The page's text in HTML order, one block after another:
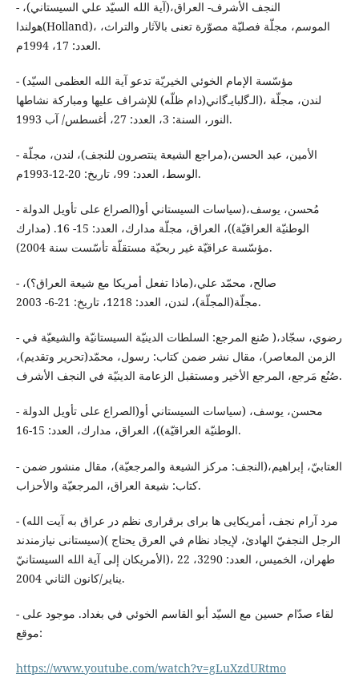
- النجف الأشرف- العراق،(آية الله السيّد علي السيستاني)،
هولندا(Holland)، الموسم، مجلّة فصليّة مصوّرة تعنى بالآثار والتراث،
العدد: 17، 1994م.
- (مؤسّسة الإمام الخوئي الخيريّة تدعو آية الله العظمى السيّد
الـﮔلبايـﮔاني(دام ظلّه) للإشراف عليها ومباركة نشاطها)، لندن، مجلّة
النور، السنة: 3، العدد: 27، أغسطس/ آب 1993.
- الأمين، عبد الحسن،(مراجع الشيعة ينتصرون للنجف)، لندن، مجلّة
الوسط، العدد: 99، تاريخ: 20-12-1993م.
- مُحسن، يوسف،(سياسات السيستاني أو(الصراع على تأويل الدولة
الوطنيّة العراقيّة))، العراق، مجلّة مدارك، العدد: 15- 16. (مدارك
مؤسّسة عراقيّة غير ربحيّة مستقلّة تأسّست سنة 2004).
- صالح، محمّد علي،(ماذا تفعل أمريكا مع شيعة العراق؟)،
مجلّة(المجلّة)، لندن، العدد: 1218، تاريخ: 21-6- 2003.
- رضوي، سجّاد،( صُنع المرجع: السلطات الدينيّة السيستانيّة والشيعيّة في
الزمن المعاصر)، مقال نشر ضمن كتاب: رسول، محمّد(تحرير وتقديم)،
صُنُع مَرجع، المرجع الأخير ومستقبل الزعامة الدينيّة في النجف الأشرف.
- محسن، يوسف، (سياسات السيستاني أو(الصراع على تأويل الدولة
الوطنيّة العراقيّة))، العراق، مدارك، العدد: 15-16.
- العتابيّ، إبراهيم،(النجف: مركز الشيعة والمرجعيّة)، مقال منشور ضمن
كتاب: شيعة العراق، المرجعيّة والأحزاب.
- (مرد آرام نجف، أمريكايى ها براى برقرارى نظم در عراق به آيت الله
سيستانى نيازمندند)( الرجل النجفيّ الهادئ، لإيجاد نظام في العرق يحتاج
الأمريكان إلى آية الله السيستانيّ)، طهران، الخميس، العدد: 3290، 22
يناير/كانون الثاني 2004.
- لقاء صدّام حسين مع السيّد أبو القاسم الخوئي في بغداد. موجود على
موقع:
https://www.youtube.com/watch?v=gLuXzdURtmo